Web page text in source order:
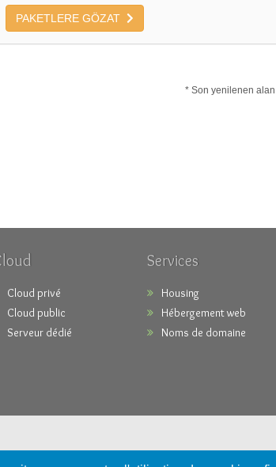
PAKETLERE GÖZAT
* Son yenilenen alan
Cloud privé
Cloud public
Serveur dédié
Services
Housing
Hébergement web
Noms de domaine